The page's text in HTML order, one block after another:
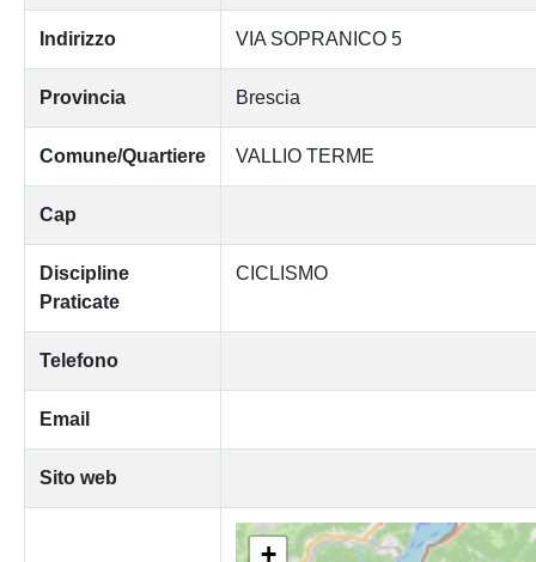
Indirizzo VIA SOPRANICO 5
Provincia Brescia
Comune/Quartiere VALLIO TERME
Cap
Discipline
Praticate
CICLISMO
Telefono
Email
Sito web
+